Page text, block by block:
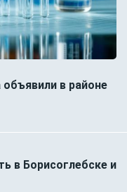
объявили в районе
в Борисоглебске и